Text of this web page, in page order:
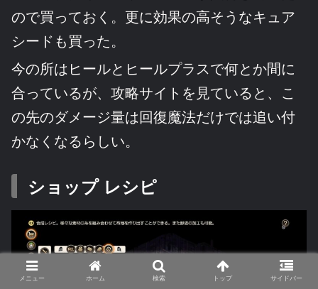
ので買っておく。更に効果の高そうなキュア
シードも買った。
今の所はヒールとヒールプラスで何とか間に
合っているが、攻略サイトを見ていると、こ
の先のダメージ量は回復魔法だけでは追い付
かなくなるらしい。
ショップ レシピ
メニュー ホーム 検索 トップ サイドバー